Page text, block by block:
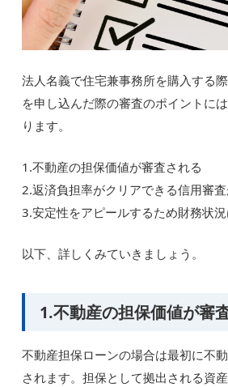
法人名義で住宅兼事務所を購入する
を申し込んだ際の審査のポイントに
ります。
1.不動産の担保価値が審査される
2.返済負担率がクリアできる信用審
3.安定性をアピールするため財務状
以下、詳しくみていきましょう。
1.不動産の担保価値が審
不動産担保ローンの場合は最初に不
されます。担保として拠出される資